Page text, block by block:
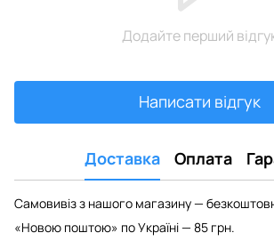
Додайте перший
Написати відгук
Доставка Оплата
Самовивіз з нашого магазину —
«Новою поштою» по Україні — 85 грн.